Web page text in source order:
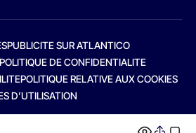
PUBLICITE SUR ATLANTICO
POLITIQUE DE CONFIDENTIALITE
POLITIQUE RELATIVE AUX COOKIES
D’UTILISATION